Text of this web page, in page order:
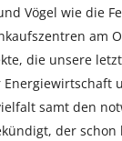
Vögel wie die
am
die unsere
samt den
der